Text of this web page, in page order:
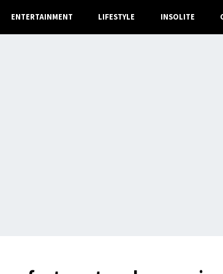
ENTERTAINMENT LIFESTYLE INSOLITE